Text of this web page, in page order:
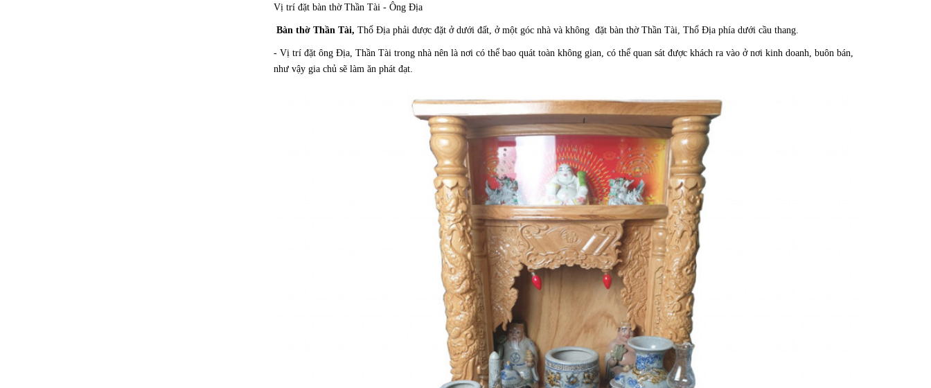
Vị trí đặt bàn thờ Thần Tài - Ông Địa
Bàn thờ Thần Tài, Thổ Địa phải được đặt ở dưới đất, ở một góc nhà và không đặt bàn thờ Thần Tài, Thổ Địa phía dưới cầu thang.
- Vị trí đặt ông Địa, Thần Tài trong nhà nên là nơi có thể bao quát toàn không gian, có thể quan sát được khách ra vào ở nơi kinh doanh, buôn bán,
như vậy gia chủ sẽ làm ăn phát đạt.